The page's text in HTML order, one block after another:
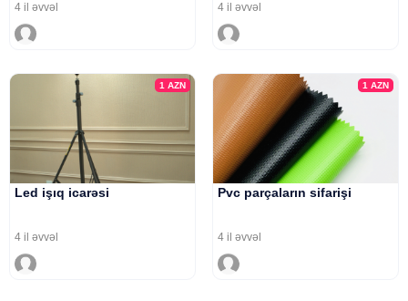
4 il əvvəl 4 il əvvəl
1AZN
Led işıq icarəsi
4 il əvvəl
1 AZN
Pvc parçaların sifarişi
4 il əvvəl